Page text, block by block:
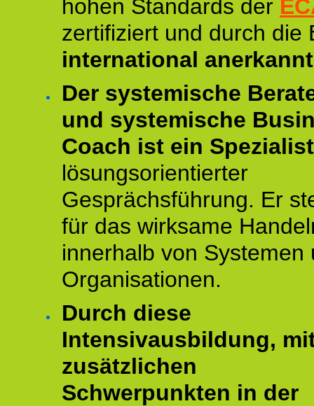
hohen Standards der
zertifiziert und durch die
international
Der systemische
und systemische
Coach ist ein
lösungsorientierter
Gesprächsführung. Er
für das wirksame
innerhalb von Systemen
Organisationen.
Durch diese
Intensivausbildung,
zusätzlichen
Schwerpunkten in der